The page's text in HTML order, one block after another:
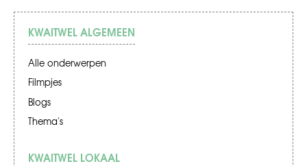
KWAITWEL ALGEMEEN
Alle onderwerpen
Filmpjes
Blogs
Thema's
KWAITWEL LOKAAL